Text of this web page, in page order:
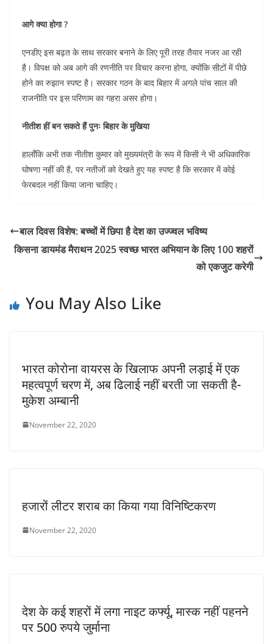
आगे क्या होगा ?
एनडीए इस बढ़त के साथ सरकार बनाने के लिए पूरी तरह तैयार नजर आ रही
है। विपक्ष को अब आगे की रणनीति पर विचार करना होगा, क्योंकि सीटों में पीछे
होने का रुझान स्पष्ट है। सरकार गठन के बाद बिहार में अगले पांच साल की
राजनीति पर इस परिणाम का गहरा असर होगा।
नीतीश हीं बन सकते हैं पुनः बिहार के मुखिया
हालाँकि अभी तक नीतीश कुमार को मुख्यमंत्री के रूप में किसी ने भी अधिकारिक
घोषणा नहीं की है, पर नतीजों को देखते हुए यह स्पष्ट है कि सरकार में कोई
फेरबदल नहीं किया जाना चाहिए।
बाल दिवस विशेष: बच्चों में छिपा है देश का उज्ज्वल भविष्य
किसना डायमंड मैराथन 2025 स्वच्छ भारत अभियान के लिए 100 शहरों
को एकजुट करेगी
You May Also Like
भारत कोरोना वायरस के खिलाफ अपनी लड़ाई में एक
महत्वपूर्ण चरण में, अब ढिलाई नहीं बरती जा सकती है-
मुकेश अम्बानी
November 22, 2020
हजारों लीटर शराब का किया गया विनिष्टिकरण
November 22, 2020
देश के कई शहरों में लगा नाइट कर्फ्यू, मास्क नहीं पहनने
पर 500 रुपये जुर्माना